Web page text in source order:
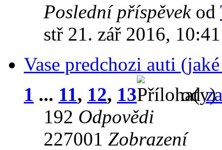
Poslední příspěvek od
stř 21. zář 2016, 10:41
Vase predchozi auti
1 ... 11, 12, 13 od
192 Odpovědi
227001 Zobrazení